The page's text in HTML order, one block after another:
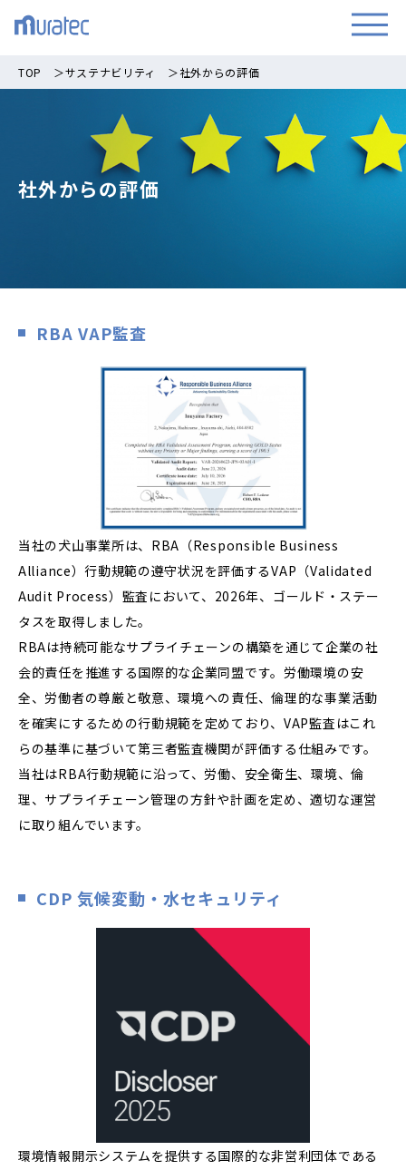
TOP ＞サステナビリティ ＞社外からの評価
社外からの評価
RBA VAP監査
当社の犬山事業所は、RBA（Responsible Business
Alliance）行動規範の遵守状況を評価するVAP（Validated
Audit Process）監査において、2026年、ゴールド・ステー
タスを取得しました。
RBAは持続可能なサプライチェーンの構築を通じて企業の社
会的責任を推進する国際的な企業同盟です。労働環境の安
全、労働者の尊厳と敬意、環境への責任、倫理的な事業活動
を確実にするための行動規範を定めており、VAP監査はこれ
らの基準に基づいて第三者監査機関が評価する仕組みです。
当社はRBA行動規範に沿って、労働、安全衛生、環境、倫
理、サプライチェーン管理の方針や計画を定め、適切な運営
に取り組んでいます。
CDP 気候変動・水セキュリティ
環境情報開示システムを提供する国際的な非営利団体である